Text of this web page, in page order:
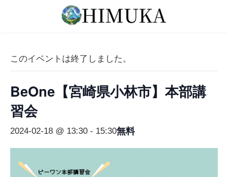
このイベントは終了しました。
BeOne【宮崎県小林市】本部講
習会
2024-02-18 @ 13:30 - 15:30無料